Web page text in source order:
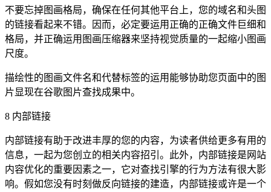
不要忘掉图画格局，确保在任何其他平台上，您的域名和头图
的链接看起来不错。因而，必定要运用正确的正确文件巨细和
格局，并正确运用图画压缩器来坚持视觉质量的一起缩小图画
尺度。
描绘性的图画文件名和代替标签的运用能够协助您页面中的图
片显现在谷歌图片查找成果中。
8 内部链接
内部链接有助于改进丰厚的您的内容，为读者供给更多有用的
信息，一起为您创立的相关内容招引。此外，内部链接是网站
内容优化的重要因素之一，它对查找引擎的行为方法有很大影
响。假如您没有时刻做反向链接的建造，内部链接或许是一个